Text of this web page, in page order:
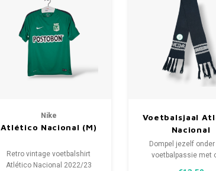
Nike
Atlético Nacional (M)
Retro vintage voetbalshirt
Atlético Nacional 2022/23
Voetbalsjaal
Nacional
Dompel jezelf
voetbalpassie met